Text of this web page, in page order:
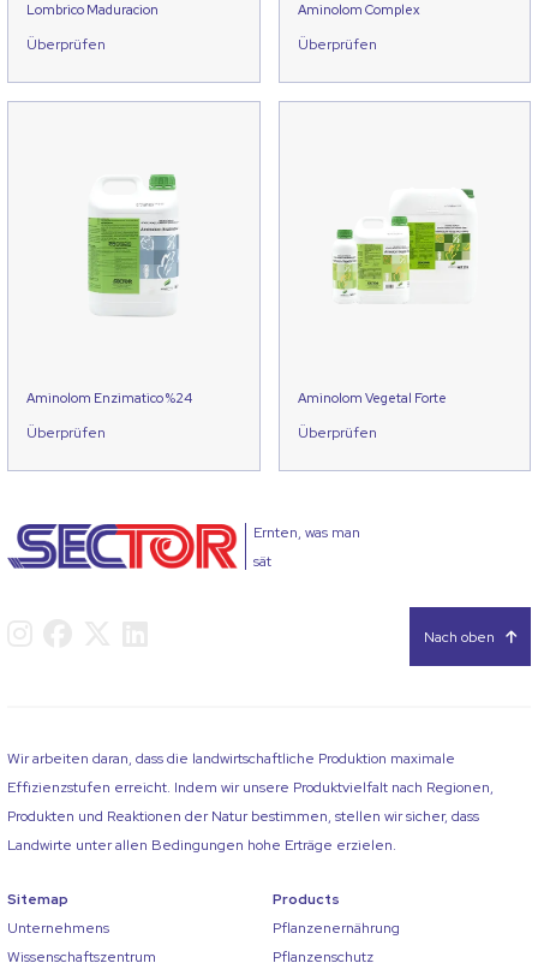
Lombrico Maduracion
Überprüfen
Aminolom Complex
Überprüfen
Aminolom Enzimatico %24
Überprüfen
Aminolom Vegetal Forte
Überprüfen
Ernten, was man
sät
Nach oben
Wir arbeiten daran, dass die landwirtschaftliche Produktion maximale
Effizienzstufen erreicht. Indem wir unsere Produktvielfalt nach Regionen,
Produkten und Reaktionen der Natur bestimmen, stellen wir sicher, dass
Landwirte unter allen Bedingungen hohe Erträge erzielen.
Sitemap
Unternehmens
Wissenschaftszentrum
Products
Pflanzenernährung
Pflanzenschutz